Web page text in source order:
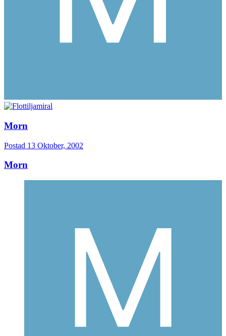
Morn
Postad 13 Oktober, 2002
Morn